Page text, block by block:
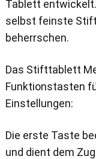
Tablett
selbst feinste
beherrschen.
Das Stifttablett
Funktionstasten
Einstellungen:
Die erste Taste
und dient dem